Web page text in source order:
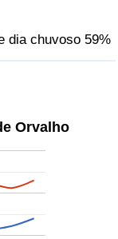
dia chuvoso 59%
Orvalho